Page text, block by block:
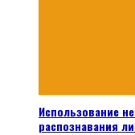
Использование
распознавания